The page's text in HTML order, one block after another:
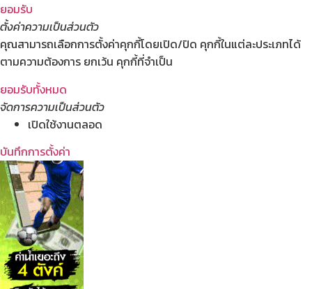
ยอมรับ
ตั้งค่าความเป็นส่วนตัว
คุณสามารถเลือกการตั้งค่าคุกกี้โดยเปิด/ปิด คุกกี้ในแต่ละประเภทได้
ตามความต้องการ ยกเว้น คุกกี้ที่จำเป็น
ยอมรับทั้งหมด
จัดการความเป็นส่วนตัว
เปิดใช้งานตลอด
บันทึกการตั้งค่า